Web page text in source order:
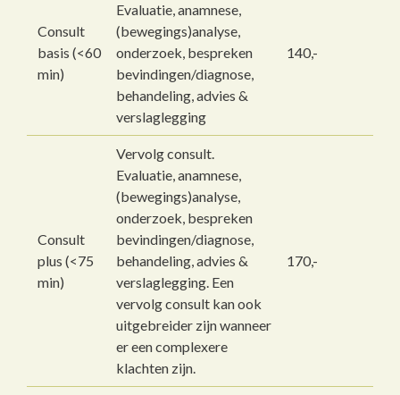
Consult
basis (<60
min)
Evaluatie, anamnese,
(bewegings)analyse,
onderzoek, bespreken
bevindingen/diagnose,
behandeling, advies &
verslaglegging
140,-
Consult
plus (<75
min)
Vervolg consult.
Evaluatie, anamnese,
(bewegings)analyse,
onderzoek, bespreken
bevindingen/diagnose,
behandeling, advies &
verslaglegging. Een
vervolg consult kan ook
uitgebreider zijn wanneer
er een complexere
klachten zijn.
170,-